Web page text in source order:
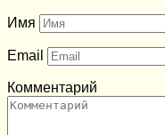
Имя
Email
Комментарий